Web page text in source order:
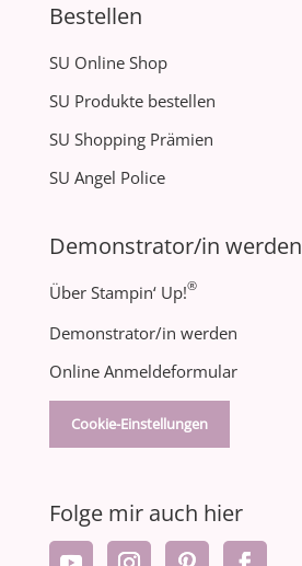
Bestellen
SU Online Shop
SU Produkte bestellen
SU Shopping Prämien
SU Angel Police
Demonstrator/in werden
Über Stampin‘ Up!®
Demonstrator/in werden
Online Anmeldeformular
Cookie-Einstellungen
Folge mir auch hier